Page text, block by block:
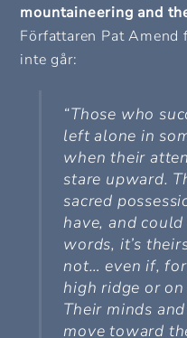
mountaineering and
Författaren Pat Amend
inte går:
“Those who
left alone in
when their
stare upward.
sacred
have, and
words, it’s
not… even if,
high ridge or
Their minds
move toward